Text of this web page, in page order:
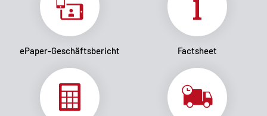
ePaper-Geschäftsbericht Factsheet